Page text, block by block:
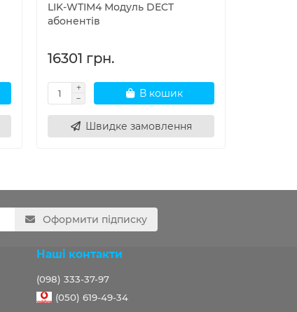
LIK-WTIM4 Модуль DECT
абонентів
16301 грн.
В кошик
Швидке замовлення
Оформити підписку
Наші контакти
(098) 333-37-97
(050) 619-49-34